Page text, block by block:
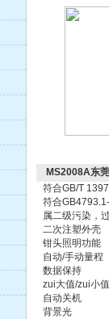
MS2008A东
符合GB/T
符合
属二级污染，
二次注塑外壳
钳头照明功能
自动/手动量程
数据保持
zui大值/zui小
自动关机
背景光